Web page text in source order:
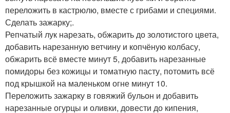
переложить в кастрюлю, вместе с грибами и специями.
Сделать зажарку;.
Репчатый лук нарезать, обжарить до золотистого цвета,
добавить нарезанную ветчину и копчёную колбасу,
обжарить всё вместе минут 5, добавить нарезанные
помидоры без кожицы и томатную пасту, потомить всё
под крышкой на маленьком огне минут 10.
Переложить зажарку в говяжий бульон и добавить
нарезанные огурцы и оливки, довести до кипения,